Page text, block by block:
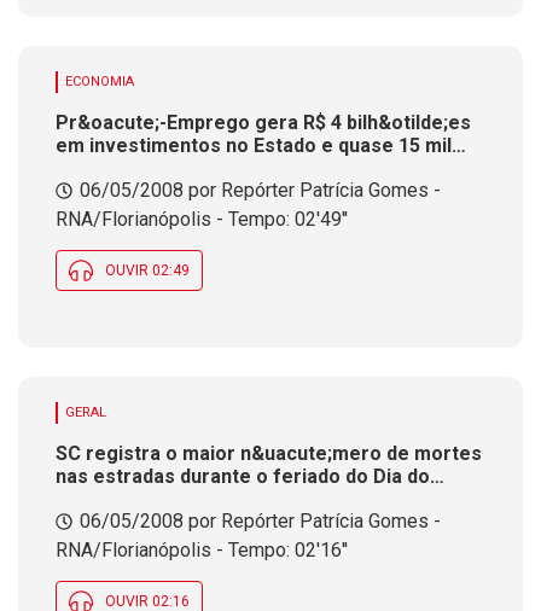
ECONOMIA
Pr&oacute;-Emprego gera R$ 4 bilh&otilde;es
em investimentos no Estado e quase 15 mil
06/05/2008 por Repórter Patrícia Gomes -
RNA/Florianópolis - Tempo: 02'49''
OUVIR 02:49
GERAL
SC registra o maior n&uacute;mero de mortes
nas estradas durante o feriado do Dia do
06/05/2008 por Repórter Patrícia Gomes -
RNA/Florianópolis - Tempo: 02'16''
OUVIR 02:16